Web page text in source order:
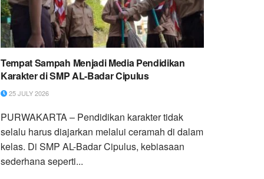
Tempat Sampah Menjadi Media Pendidikan
Karakter di SMP AL-Badar Cipulus
25 JULY 2026
PURWAKARTA – Pendidikan karakter tidak
selalu harus diajarkan melalui ceramah di dalam
kelas. Di SMP AL-Badar Cipulus, kebiasaan
sederhana seperti...